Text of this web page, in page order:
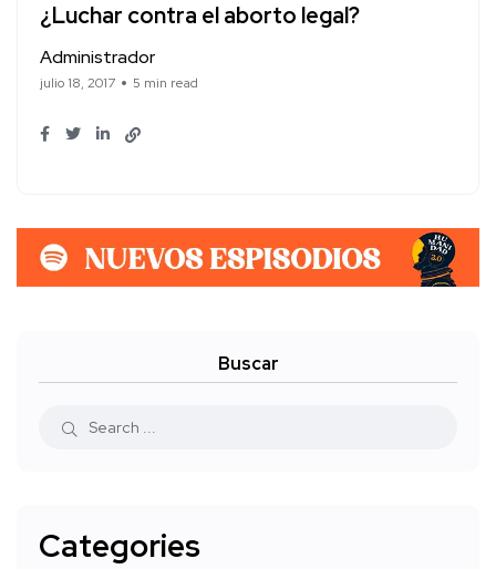
¿Luchar contra el aborto legal?
Administrador
julio 18, 2017 5 min read
Buscar
Categories